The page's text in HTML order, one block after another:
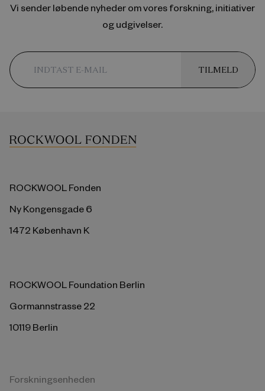
Vi sender løbende nyheder om vores forskning, initiativer
og udgivelser.
TILMELD
ROCKWOOL Fonden
Ny Kongensgade 6
1472 København K
ROCKWOOL Foundation Berlin
Gormannstrasse 22
10119 Berlin
Forskningsenheden